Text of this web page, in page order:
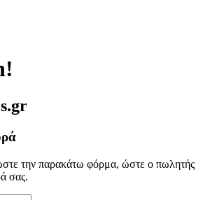
την παρακάτω φόρμα, ώστε ο πωλητής
σας.